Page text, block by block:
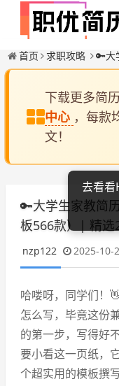
首页 求职攻略 🔑大学
下载更多简
中心 ，每款
文！
🔑大学生家教简
板566款）| 精选
nzp122 2025-10-
哈喽呀，同学们！
怎么写，毕竟这份
的第一步，写得好
要小看这一页纸，
个超实用的模板撰
去看看